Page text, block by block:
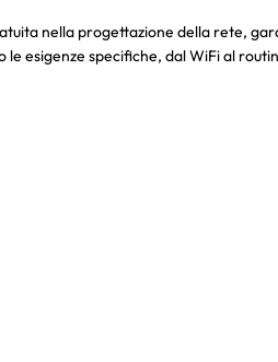
nella progettazione della rete,
esigenze specifiche, dal WiFi al